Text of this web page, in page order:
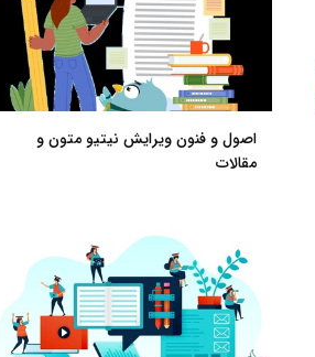
اصول و فنون ویرایش نیتیو متون و
مقالات